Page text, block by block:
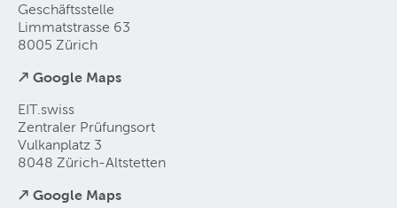
Geschäftsstelle
Limmatstrasse 63
8005 Zürich
↗ Google Maps
EIT.swiss
Zentraler Prüfungsort
Vulkanplatz 3
8048 Zürich-Altstetten
↗ Google Maps